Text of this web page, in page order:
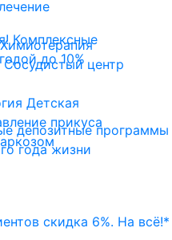
Комплексные
до 10%
депозитные программы
года жизни
скидка 6%. На всё!*
Химиотерапия
Сосудистый центр
Детская
прикуса